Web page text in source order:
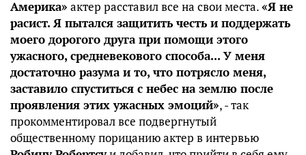
Америка» актер расставил все на свои места.«Я не
расист. Я пытался защитить честь и поддержать
моего дорогого друга при помощи этого
ужасного, средневекового способа... У меня
достаточно разума и то, что потрясло меня,
заставило спуститься с небес на землю после
проявления этих ужасных эмоций», - так
прокомментировал все подвергнутый
общественному порицанию актер в интервью